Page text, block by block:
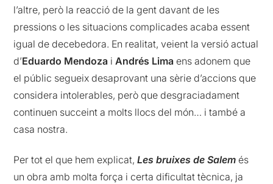
l’altre, però la reacció de la gent davant de les
pressions o les situacions complicades acaba essent
igual de decebedora. En realitat, veient la versió actual
d’Eduardo Mendoza i Andrés Lima ens adonem que
el públic segueix desaprovant una sèrie d’accions que
considera intolerables, però que desgraciadament
continuen succeint a molts llocs del món… i també a
casa nostra.
Per tot el que hem explicat, Les bruixes de Salem és
un obra amb molta força i certa dificultat tècnica, ja